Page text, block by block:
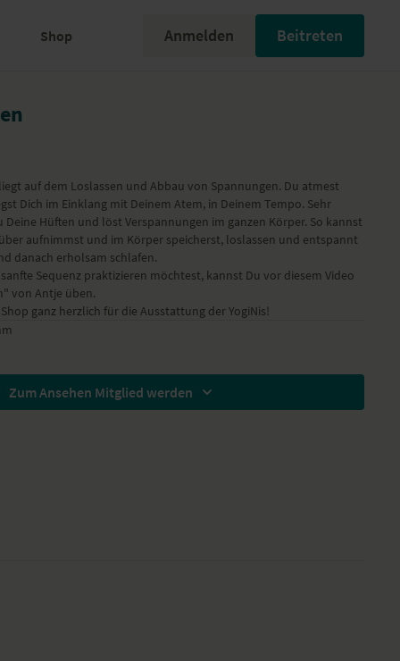
Shop Anmelden Beitreten
auf dem Loslassen und Abbau von Spannungen. Du atmest
Dich im Einklang mit Deinem Atem, in Deinem Tempo. Sehr
Hüften und löst Verspannungen im ganzen Körper. So kannst
aufnimmst und im Körper speicherst, loslassen und entspannt
danach erholsam schlafen.
Sequenz praktizieren möchtest, kannst Du vor diesem Video
von Antje üben.
ganz herzlich für die Ausstattung der YogiNis!
Zum Ansehen Mitglied werden